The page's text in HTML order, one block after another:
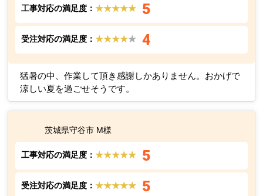
工事対応の満足度：★★★★★ 5
受注対応の満足度：★★★★★ 4
猛暑の中、作業して頂き感謝しかありません。おかげで
涼しい夏を過ごせそうです。
茨城県守谷市 M様
工事対応の満足度：★★★★★ 5
受注対応の満足度：★★★★★ 5